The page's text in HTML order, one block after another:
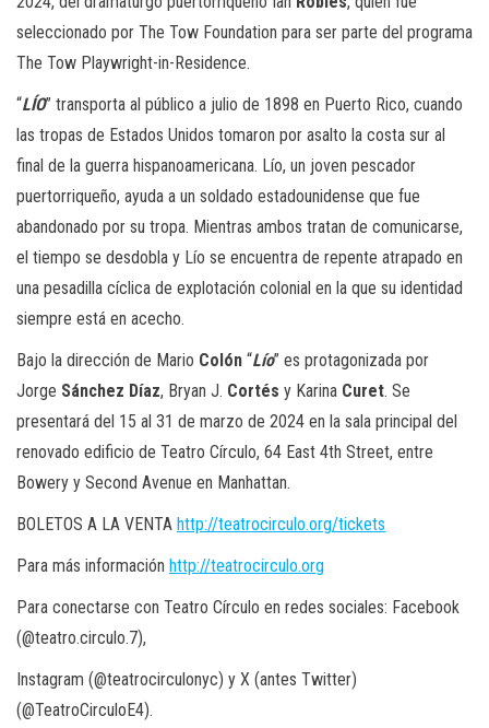
seleccionado por The Tow Foundation para ser parte del programa
The Tow Playwright-in-Residence.
“LÍO” transporta al público a julio de 1898 en Puerto Rico, cuando
las tropas de Estados Unidos tomaron por asalto la costa sur al
final de la guerra hispanoamericana. Lío, un joven pescador
puertorriqueño, ayuda a un soldado estadounidense que fue
abandonado por su tropa. Mientras ambos tratan de comunicarse,
el tiempo se desdobla y Lío se encuentra de repente atrapado en
una pesadilla cíclica de explotación colonial en la que su identidad
siempre está en acecho.
Bajo la dirección de Mario Colón “Lío” es protagonizada por
Jorge Sánchez Díaz, Bryan J. Cortés y Karina Curet. Se
presentará del 15 al 31 de marzo de 2024 en la sala principal del
renovado edificio de Teatro Círculo, 64 East 4th Street, entre
Bowery y Second Avenue en Manhattan.
BOLETOS A LA VENTA http://teatrocirculo.org/tickets
Para más información http://teatrocirculo.org
Para conectarse con Teatro Círculo en redes sociales: Facebook
(@teatro.circulo.7),
Instagram (@teatrocirculonyc) y X (antes Twitter)
(@TeatroCirculoE4).